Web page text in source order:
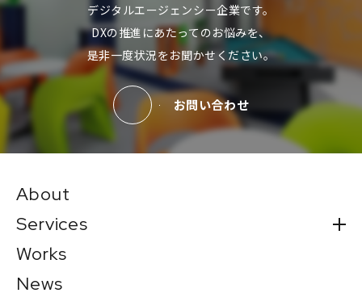
デジタルエージェンシー企業です。
DXの推進にあたってのお悩みを、
是非一度状況をお聞かせください。
お問い合わせ
About
Services
Works
News